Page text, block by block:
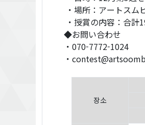
・場所：アートスム
・授賞の内容：合計
◆お問い合わせ
・070-7772-1024
・
장소